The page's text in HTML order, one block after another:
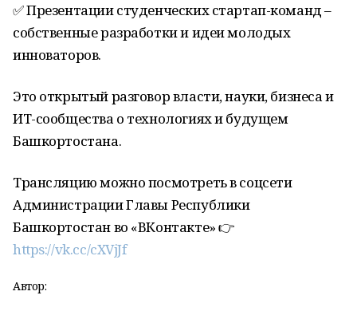
✅ Презентации студенческих стартап-команд –
собственные разработки и идеи молодых
инноваторов.
Это открытый разговор власти, науки, бизнеса и
ИТ-сообщества о технологиях и будущем
Башкортостана.
Трансляцию можно посмотреть в соцсети
Администрации Главы Республики
Башкортостан во «ВКонтакте» 👉
https://vk.cc/cXVjJf
Автор: